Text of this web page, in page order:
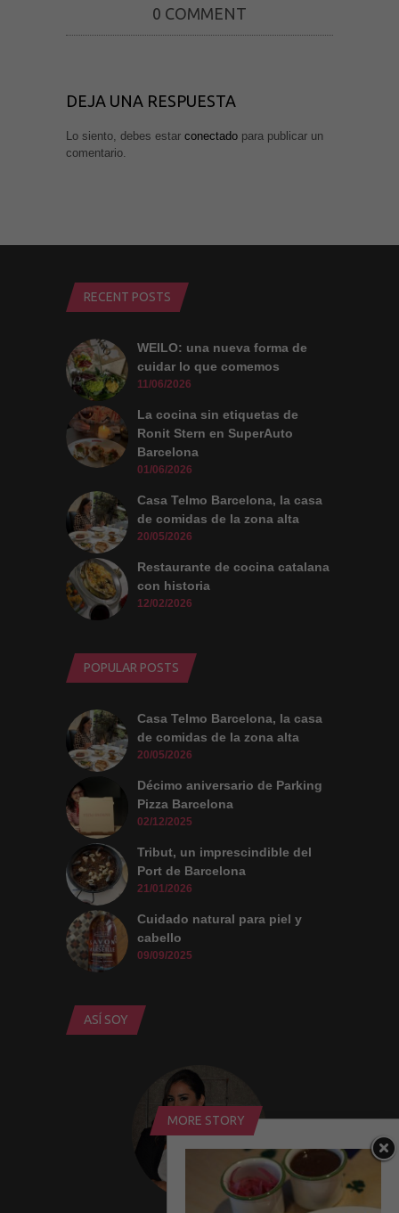
0 COMMENT
DEJA UNA RESPUESTA
Lo siento, debes estar conectado para publicar un
comentario.
MORE STORY
RECENT POSTS
WEILO: una nueva forma de
cuidar lo que comemos
11/06/2026
La cocina sin etiquetas de
Ronit Stern en SuperAuto
Barcelona
01/06/2026
Casa Telmo Barcelona, la casa
de comidas de la zona alta
20/05/2026
Restaurante de cocina catalana
con historia
12/02/2026
POPULAR POSTS
Casa Telmo Barcelona, la casa
de comidas de la zona alta
20/05/2026
Décimo aniversario de Parking
Pizza Barcelona
02/12/2025
Tribut, un imprescindible del
Port de Barcelona
21/01/2026
Cuidado natural para piel y
cabello
09/09/2025
ASÍ SOY